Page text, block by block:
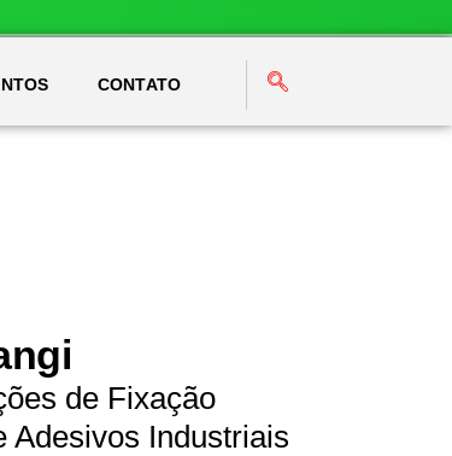
CONTATO
de Fixação
Adesivos Industriais